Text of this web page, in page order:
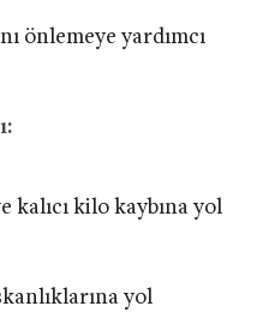
önlemeye yardımcı
kalıcı kilo kaybına yol
yol